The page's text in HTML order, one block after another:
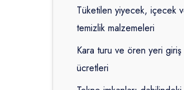
Tüketilen yiyecek, içecek
temizlik malzemeleri
Kara turu ve ören yeri giriş
ücretleri